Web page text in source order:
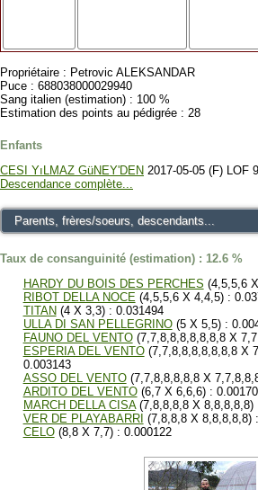
Propriétaire : Petrovic ALEKSANDAR
Puce : 688038000029940
Sang italien (estimation) : 100 %
Estimation des points au pédigrée : 28
Enfants
CESI YıLMAZ GüNEY'DEN 2017-05-05 (F) LOF
Descendance complète...
Parents, frères/soeurs, descendants...
Taux de consanguinité (estimation) : 12.6 %
HARDY DU BOIS DES PERCHES (4,5,5,6
RIBOT DELLA NOCE(4,5,5,6 X 4,4,5) :
TITAN (4 X 3,3) : 0.031494
ULLA DI SAN PELLEGRINO(5 X 5,5) :
FAUNO DEL VENTO(7,7,8,8,8,8,8,8,8 X
ESPERIA DEL VENTO(7,7,8,8,8,8,8,8,8 X
0.003143
ASSO DEL VENTO(7,7,8,8,8,8,8 X
ARDITO DEL VENTO(6,7 X 6,6,6) :
MARCH DELLA CISA(7,8,8,8,8 X 8,8,8,8,8)
VER DE PLAYABARRI (7,8,8,8 X 8,8,8,8,8)
CELO(8,8 X 7,7) : 0.000122